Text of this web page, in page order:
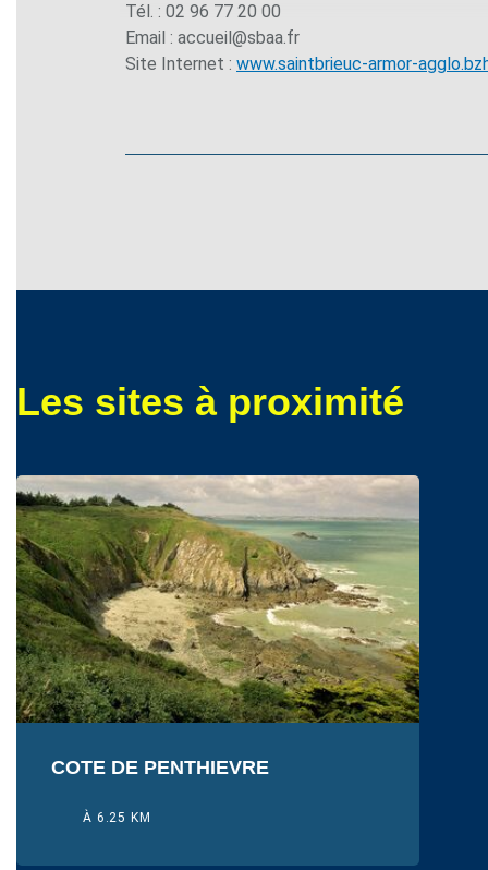
Tél. : 02 96 77 20 00
Email : accueil@sbaa.fr
Site Internet : www.saintbrieuc-armor-
Les sites à proximité
COTE DE PENTHIEVRE
À 6.25 KM